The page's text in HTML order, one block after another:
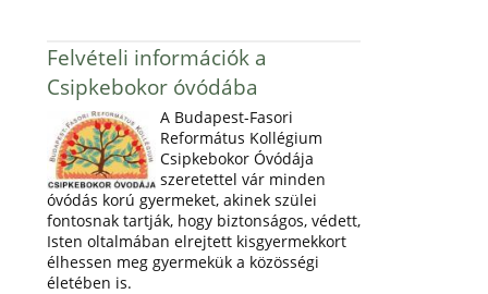
Felvételi információk a
Csipkebokor óvódába
A Budapest-Fasori
Református Kollégium
Csipkebokor Óvódája
szeretettel vár minden
óvódás korú gyermeket, akinek szülei
fontosnak tartják, hogy biztonságos, védett,
Isten oltalmában elrejtett kisgyermekkort
élhessen meg gyermekük a közösségi
életében is.